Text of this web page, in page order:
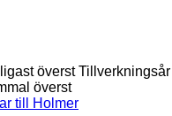
överst Tillverkningsår
överst